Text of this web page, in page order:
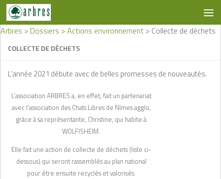
Skip to content
Arbres > Dossiers >Actions environnement > Collecte de déchets
COLLECTE DE DÉCHETS
L’année 2021 débute avec de belles promesses de nouveautés.
L’association ARBRES a, en effet, fait un partenariat
avec l’association des Chats Libres de Nîmes agglo,
grâce à sa représentante, Christine, qui habite à
WOLFISHEIM.
Elle fait une action de collecte de déchets (liste ci-
dessous) qui seront rassemblés au plan national
pour être ensuite recyclés et valorisés.